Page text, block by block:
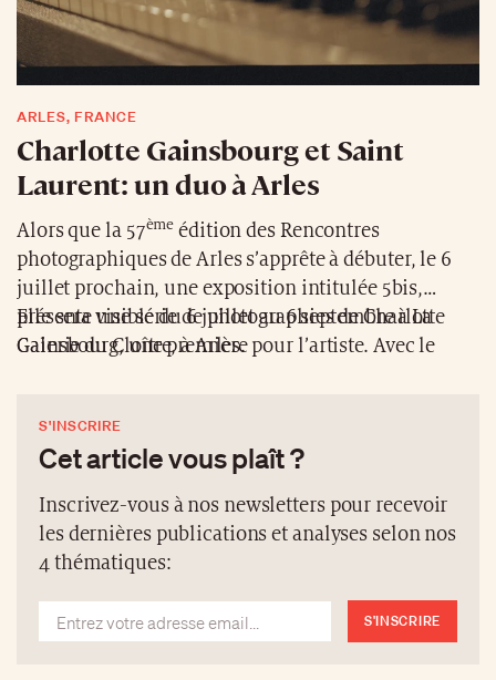
ARLES, FRANCE
Charlotte Gainsbourg et Saint
Laurent: un duo à Arles
Alors que la 57ème édition des Rencontres
photographiques de Arles s’apprête à débuter, le 6
juillet prochain, une exposition intitulée 5bis,
présente une série de photographies de Charlotte
Gainsbourg, une première pour l’artiste. Avec le
très intime et personnel de Charlotte Gainsbourg sur
la Maison Gainsbourg, peu avant qu’elle ne soit
propose de transformer la nostalgie en pure création
Elle sera visible du 6 juillet au 6 septembre à La
Galerie du Cloître, à Arles.
S'INSCRIRE
Cet article vous plaît ?
Inscrivez-vous à nos newsletters pour recevoir
les dernières publications et analyses selon nos
4 thématiques:
S'INSCRIRE